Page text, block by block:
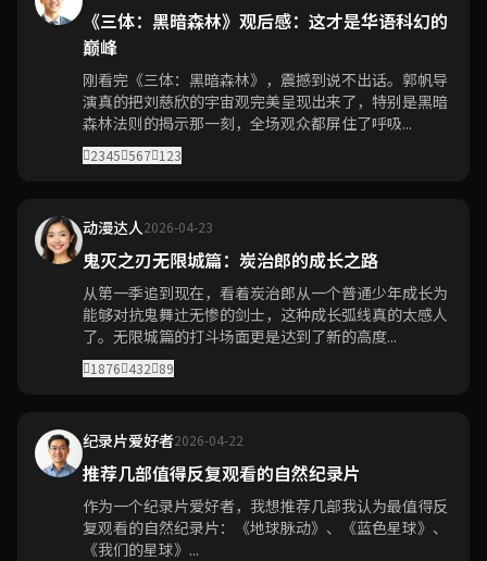
《三体：黑暗森林》观后感：这才是华语科幻的
巅峰
刚看完《三体：黑暗森林》，震撼到说不出话。郭帆导
演真的把刘慈欣的宇宙观完美呈现出来了，特别是黑暗
森林法则的揭示那一刻，全场观众都屏住了呼吸...
2345 567 123
动漫达人2026-04-23
鬼灭之刃无限城篇：炭治郎的成长之路
从第一季追到现在，看着炭治郎从一个普通少年成长为
能够对抗鬼舞辻无惨的剑士，这种成长弧线真的太感人
了。无限城篇的打斗场面更是达到了新的高度...
1876 432 89
纪录片爱好者2026-04-22
推荐几部值得反复观看的自然纪录片
作为一个纪录片爱好者，我想推荐几部我认为最值得反
复观看的自然纪录片：《地球脉动》、《蓝色星球》、
《我们的星球》...